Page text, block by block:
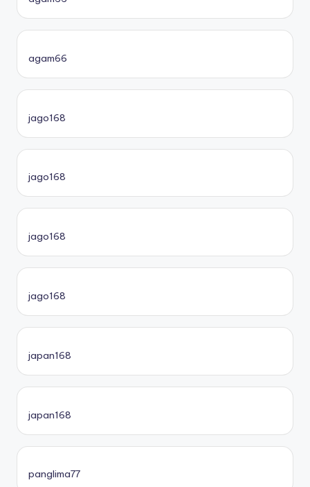
agam66
jago168
jago168
jago168
jago168
japan168
japan168
panglima77